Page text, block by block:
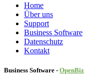
Home
Über uns
Sup​port
Business Software
Datenschutz
Kontakt
Business Software - OpenBiz